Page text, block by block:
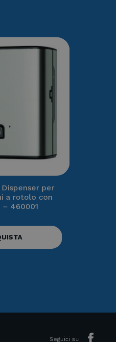
per
a rotolo con
– 460001
Seguici su